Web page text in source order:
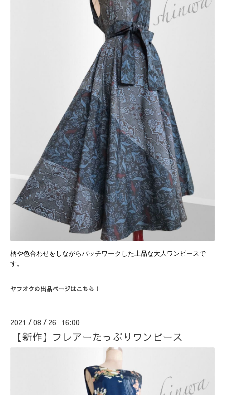
柄や色合わせをしながらパッチワークした上品な大人ワンピースで
す。
ヤフオクの出品ページはこちら！
2021 /08 / 26 16:00
【新作】フレアーたっぷりワンピース